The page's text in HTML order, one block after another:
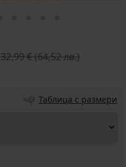
32,99 €(64,52 лв.)
Таблица с размери